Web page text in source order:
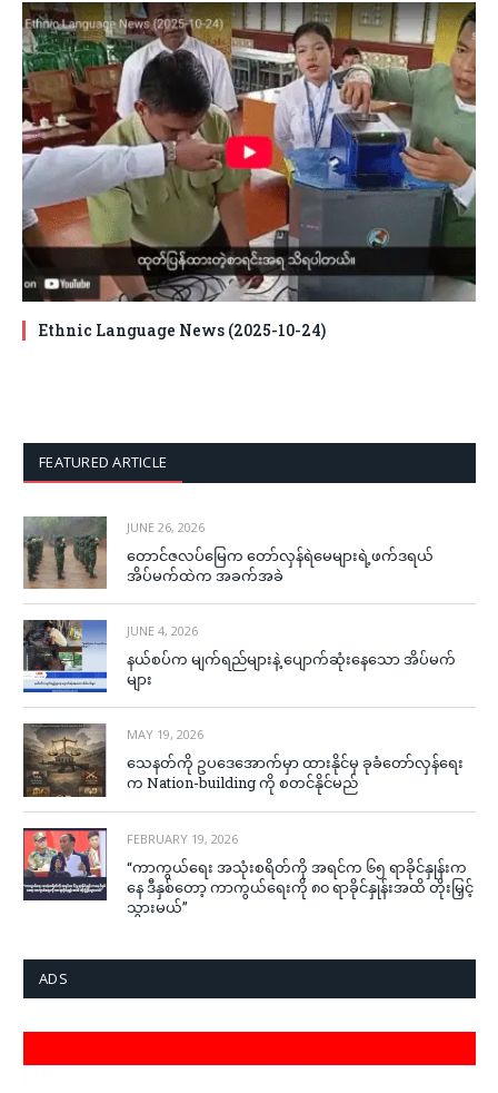
Ethnic Language News (2025-10-24)
FEATURED ARTICLE
JUNE 26, 2026
တောင်ဇလပ်မြေက တော်လှန်ရဲမေများရဲ့ဖက်ဒရယ်
အိပ်မက်ထဲက အခက်အခဲ
JUNE 4, 2026
နယ်စပ်က မျက်ရည်များနဲ့ ပျောက်ဆုံးနေသော အိပ်မက်
များ
MAY 19, 2026
သေနတ်ကို ဥပဒေအောက်မှာ ထားနိုင်မှ ခုခံတော်လှန်ရေး
က Nation-building ကို စတင်နိုင်မည်
FEBRUARY 19, 2026
“ကာကွယ်ရေး အသုံးစရိတ်ကို အရင်က ၆၅ ရာခိုင်နှုန်းက
နေ ဒီနှစ်တော့ ကာကွယ်ရေးကို ၈၀ ရာခိုင်နှုန်းအထိ တိုးမြှင့်
သွားမယ်”
ADS